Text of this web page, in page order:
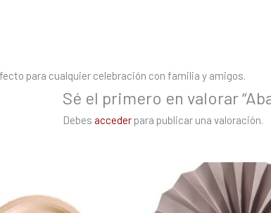
para cualquier celebración con familia y amigos.
Sé el primero en valorar
Debes acceder para publicar una valoración.